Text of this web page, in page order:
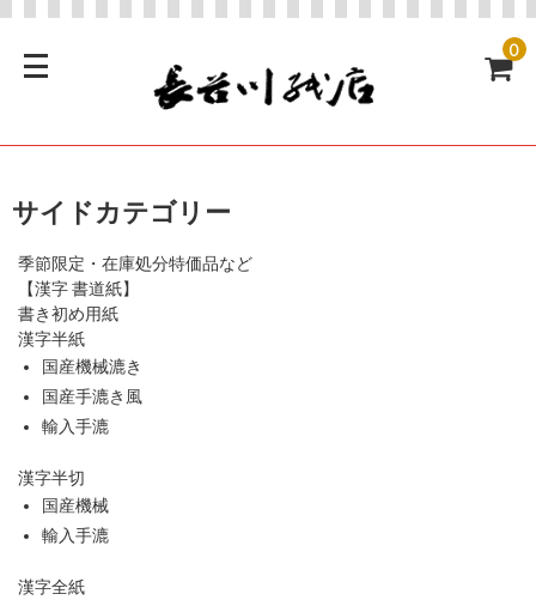
0
サイドカテゴリー
季節限定・在庫処分特価品など
【漢字 書道紙】
書き初め用紙
漢字半紙
国産機械漉き
国産手漉き風
輸入手漉
漢字半切
国産機械
輸入手漉
漢字全紙